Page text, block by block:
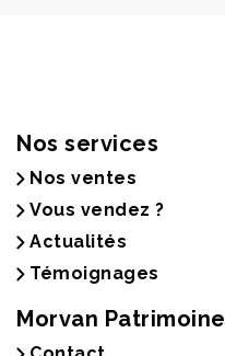
Nos services
Nos ventes
Vous vendez ?
Actualités
Témoignages
Morvan Patrimoine